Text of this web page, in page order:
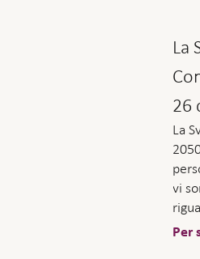
La
26
La
vi
Per